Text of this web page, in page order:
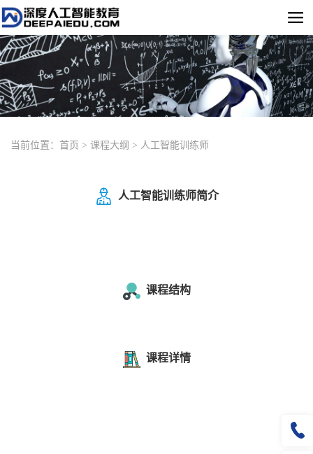
当前位置： 首页 > 课程大纲 > 人工智能训练师
人工智能训练师简介
课程结构
课程详情